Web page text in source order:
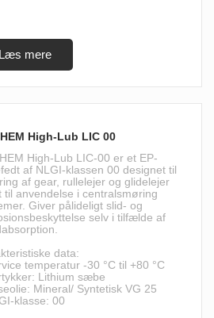
High-Lub LIC 00
High-Lub LIC-00 er et EP-
af NLGI-klassen 00 designet til
af gear, rullelejer og glidelejer
til anvendelse i centralsmøring
Giver pålideligt slid- og
selv i tilfælde af
data:
temperatur -30 °C til +80 °C
Lithium sæbe
Mineral/ Syntetisk VG 25
klasse: 00